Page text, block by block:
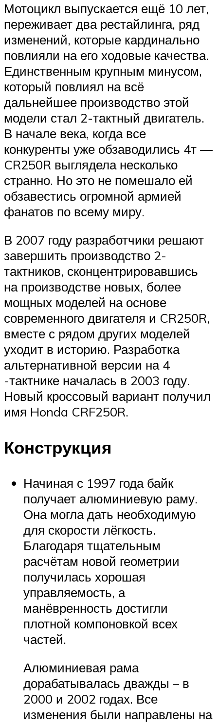
Мотоцикл выпускается ещё 10 лет,
переживает два рестайлинга, ряд
изменений, которые кардинально
повлияли на его ходовые качества.
Единственным крупным минусом,
который повлиял на всё
дальнейшее производство этой
модели стал 2-тактный двигатель.
В начале века, когда все
конкуренты уже обзаводились 4т —
CR250R выглядела несколько
странно. Но это не помешало ей
обзавестись огромной армией
фанатов по всему миру.
В 2007 году разработчики решают
завершить производство 2-
тактников, сконцентрировавшись
на производстве новых, более
мощных моделей на основе
современного двигателя и CR250R,
вместе с рядом других моделей
уходит в историю. Разработка
альтернативной версии на 4
-тактнике началась в 2003 году.
Новый кроссовый вариант получил
имя Honda CRF250R.
Конструкция
Начиная с 1997 года байк
получает алюминиевую раму.
Она могла дать необходимую
для скорости лёгкость.
Благодаря тщательным
расчётам новой геометрии
получилась хорошая
управляемость, а
манёвренность достигли
плотной компоновкой всех
частей.
Алюминиевая рама
дорабатывалась дважды – в
2000 и 2002 годах. Все
изменения были направлены на